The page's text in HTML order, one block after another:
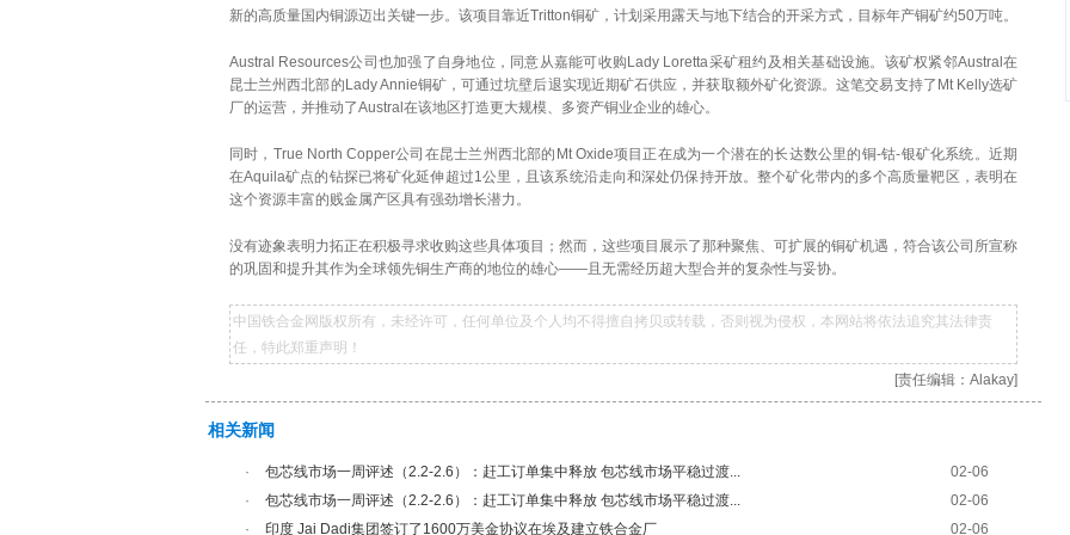
新的高质量国内铜源迈出关键一步。该项目靠近Tritton铜矿，计划采用露天与地下结合的开采方式，目标年产铜矿约50万吨。
Austral Resources公司也加强了自身地位，同意从嘉能可收购Lady Loretta采矿租约及相关基础设施。该矿权紧邻Austral在
昆士兰州西北部的Lady Annie铜矿，可通过坑壁后退实现近期矿石供应，并获取额外矿化资源。这笔交易支持了Mt Kelly选矿
厂的运营，并推动了Austral在该地区打造更大规模、多资产铜业企业的雄心。
同时，True North Copper公司在昆士兰州西北部的Mt Oxide项目正在成为一个潜在的长达数公里的铜-钴-银矿化系统。近期
在Aquila矿点的钻探已将矿化延伸超过1公里，且该系统沿走向和深处仍保持开放。整个矿化带内的多个高质量靶区，表明在
这个资源丰富的贱金属产区具有强劲增长潜力。
没有迹象表明力拓正在积极寻求收购这些具体项目；然而，这些项目展示了那种聚焦、可扩展的铜矿机遇，符合该公司所宣称
的巩固和提升其作为全球领先铜生产商的地位的雄心——且无需经历超大型合并的复杂性与妥协。
中国铁合金网版权所有，未经许可，任何单位及个人均不得擅自拷贝或转载，否则视为侵权，本网站将依法追究其法律责
任，特此郑重声明！
[责任编辑：Alakay]
相关新闻
· 包芯线市场一周评述（2.2-2.6）：赶工订单集中释放 包芯线市场平稳过渡...
02-06
·
包芯线市场一周评述（2.2-2.6）：赶工订单集中释放 包芯线市场平稳过渡...
02-06
·
印度 Jai Dadi集团签订了1600万美金协议在埃及建立铁合金厂 02-06